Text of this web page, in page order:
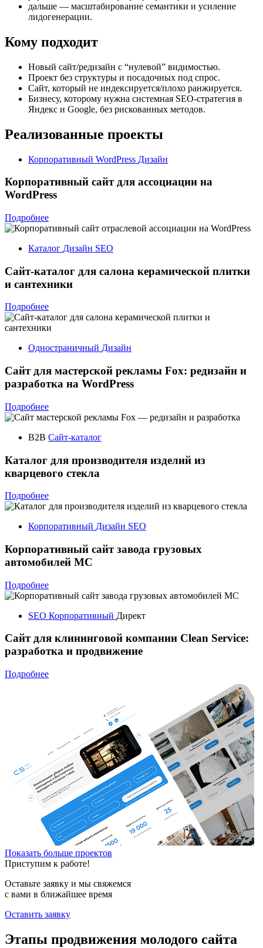
дальше — масштабирование семантики и усиление
лидогенерации.
Кому подходит
Новый сайт/редизайн с “нулевой” видимостью.
Проект без структуры и посадочных под спрос.
Сайт, который не индексируется/плохо ранжируется.
Бизнесу, которому нужна системная SEO-стратегия в
Яндекс и Google, без рискованных методов.
Реализованные проекты
Корпоративный WordPress Дизайн
Корпоративный сайт для ассоциации на
WordPress
Подробнее
Каталог Дизайн SEO
Сайт-каталог для салона керамической плитки
и сантехники
Подробнее
Одностраничный Дизайн
Сайт для мастерской рекламы Fox: редизайн и
разработка на WordPress
Подробнее
B2B Сайт-каталог
Каталог для производителя изделий из
кварцевого стекла
Подробнее
Корпоративный Дизайн SEO
Корпоративный сайт завода грузовых
автомобилей МС
Подробнее
SEO Корпоративный Директ
Сайт для клининговой компании Clean Service:
разработка и продвижение
Подробнее
Показать больше проектов
Приступим к работе!
Оставьте заявку и мы свяжемся
с вами в ближайшее время
Оставить заявку
Этапы продвижения молодого сайта